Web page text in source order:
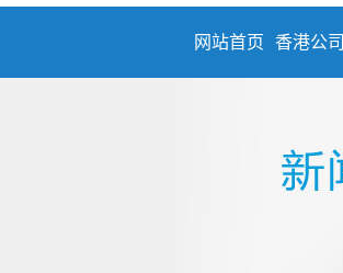
网站首页 香港公司